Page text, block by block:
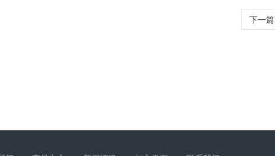
下一篇